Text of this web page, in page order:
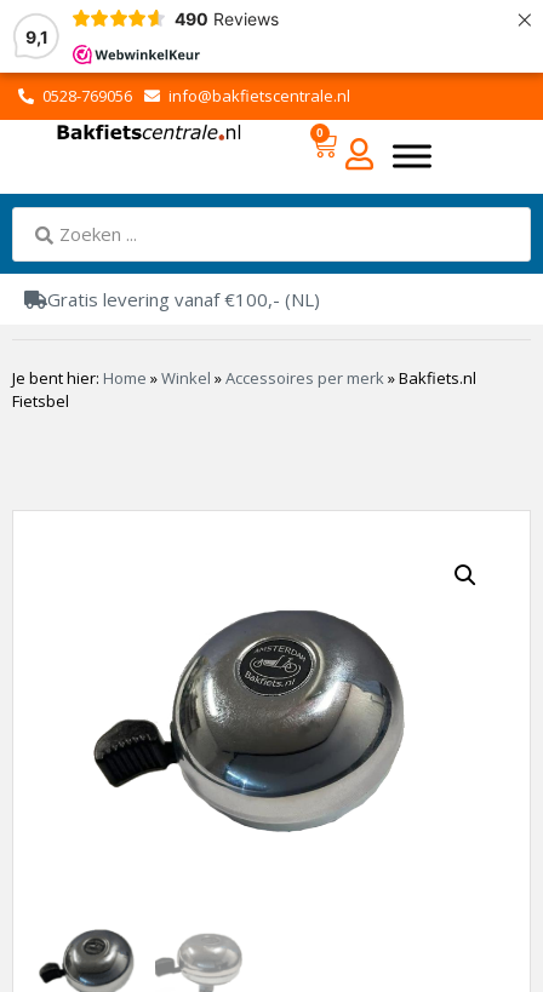
9,1
490 Reviews ×
0528-769056 info@bakfietscentrale.nl
0
Gratis levering vanaf €100,- (NL)
Je bent hier: Home »Winkel »Accessoires per merk»Bakfiets.nl
Fietsbel